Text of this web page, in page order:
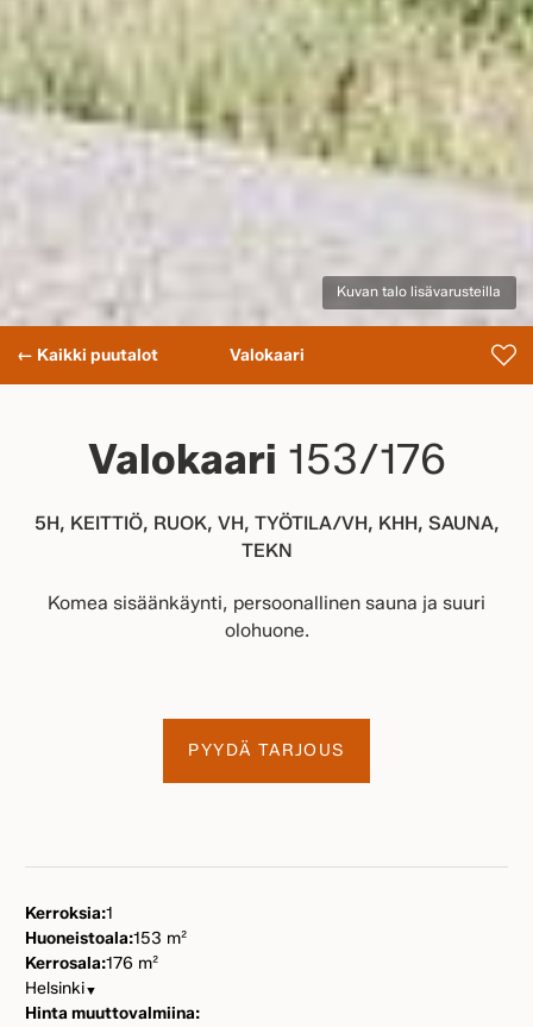
Kuvan talo lisävarusteilla
← Kaikki puutalot Valokaari
Valokaari 153/176
5H, KEITTIÖ, RUOK, VH, TYÖTILA/VH, KHH, SAUNA,
TEKN
Komea sisäänkäynti, persoonallinen sauna ja suuri
olohuone.
PYYDÄ TARJOUS
Kerroksia:1
Huoneistoala:153 m²
Kerrosala:176 m²
Helsinki▼
Hinta muuttovalmiina: